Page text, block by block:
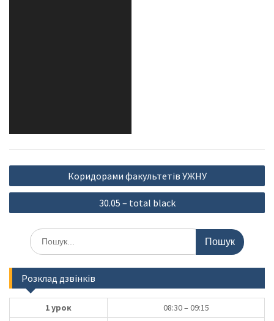
Навігація
записів
Коридорами факультетів УЖНУ
30.05 – total black
Шукати:
Розклад дзвінків
1 урок
08:30 – 09:15